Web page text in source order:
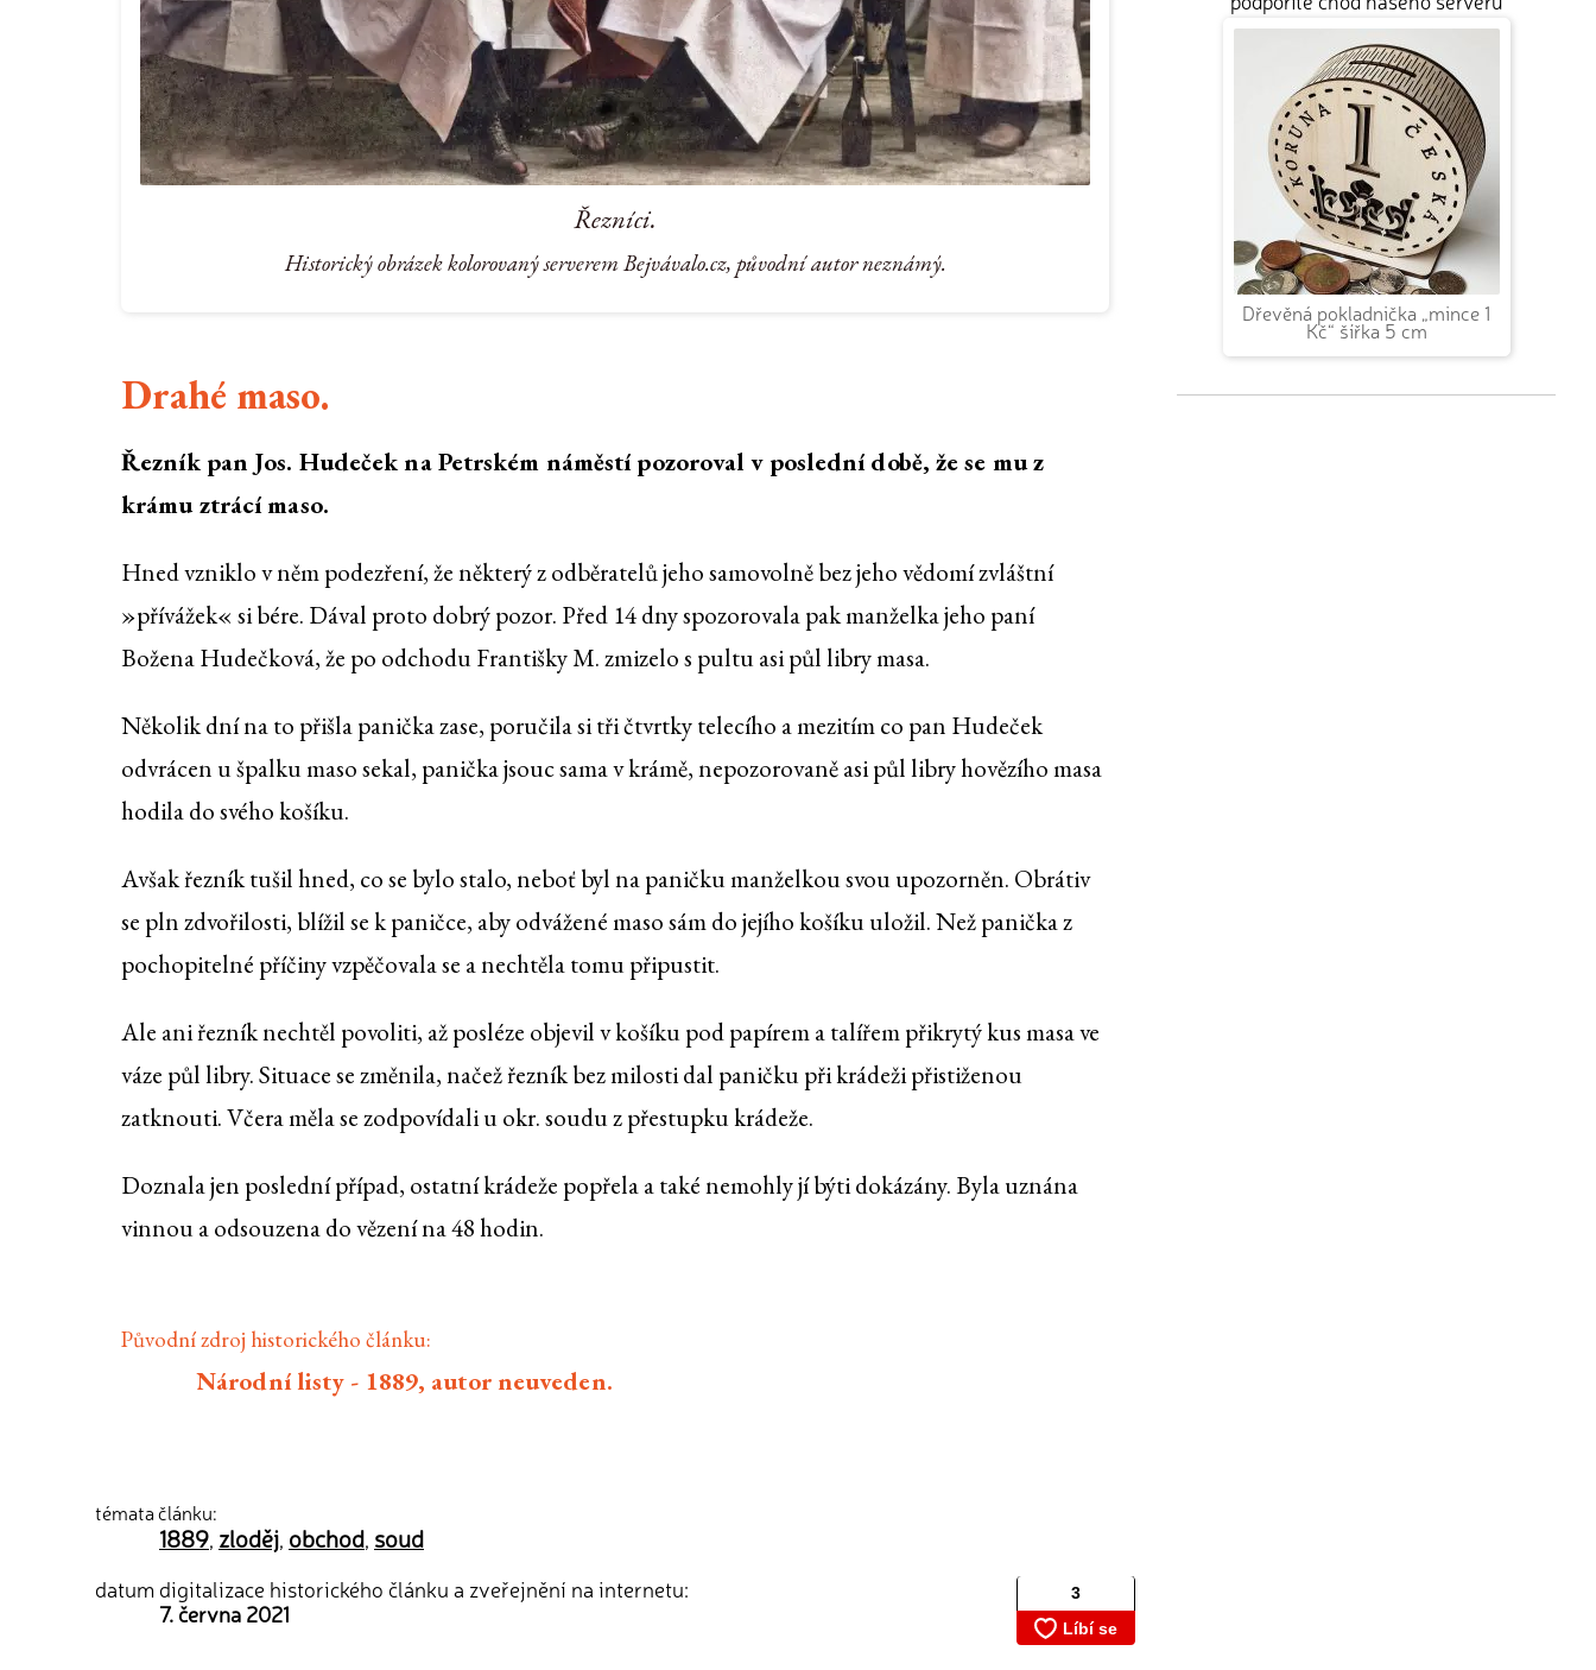
Řezníci.
Historický obrázek kolorovaný serverem Bejvávalo.cz, původní autor neznámý.
Drahé maso.
Řezník pan Jos. Hudeček na Petrském náměstí pozoroval v poslední době, že se mu z
krámu ztrácí maso.
Hned vzniklo v něm podezření, že některý z odběratelů jeho samovolně bez jeho vědomí zvláštní
»přívážek« si bére. Dával proto dobrý pozor. Před 14 dny spozorovala pak manželka jeho paní
Božena Hudečková, že po odchodu Františky M. zmizelo s pultu asi půl libry masa.
Několik dní na to přišla panička zase, poručila si tři čtvrtky telecího a mezitím co pan Hudeček
odvrácen u špalku maso sekal, panička jsouc sama v krámě, nepozorovaně asi půl libry hovězího masa
hodila do svého košíku.
Avšak řezník tušil hned, co se bylo stalo, neboť byl na paničku manželkou svou upozorněn. Obrátiv
se pln zdvořilosti, blížil se k paničce, aby odvážené maso sám do jejího košíku uložil. Než panička z
pochopitelné příčiny vzpěčovala se a nechtěla tomu připustit.
Ale ani řezník nechtěl povoliti, až posléze objevil v košíku pod papírem a talířem přikrytý kus masa ve
váze půl libry. Situace se změnila, načež řezník bez milosti dal paničku při krádeži přistiženou
zatknouti. Včera měla se zodpovídali u okr. soudu z přestupku krádeže.
Doznala jen poslední případ, ostatní krádeže popřela a také nemohly jí býti dokázány. Byla uznána
vinnou a odsouzena do vězení na 48 hodin.
Původní zdroj historického článku:
Národní listy - 1889, autor neuveden.
témata článku:
1889, zloděj, obchod, soud
datum digitalizace historického článku a zveřejnění na internetu:
7. června 2021
Dřevěná pokladnička „mince 1
Kč“ šířka 5 cm